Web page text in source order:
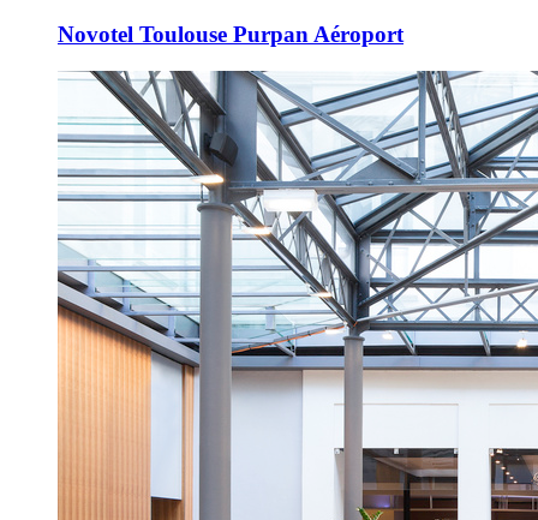
Novotel Toulouse Purpan Aéroport